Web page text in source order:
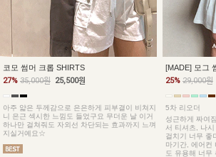
코모 썸머 크롭 SHIRTS
27% 35,000원 25,500원
아주 얇은 두께감으로 은은하게 피부결이 비쳐지
니 은근 섹시한 느낌도 들었구요 무더운 날 이거
하나만 걸쳐줘도 자외선 차단되는 효과까지 느껴
지실거예요☆
[MADE] 모그
25% 29,000원
5차 리오더
성근하게 짜여
서 티셔츠, 나
걸치기 너무 좋
마기간, 에어컨
도 유용해 너무